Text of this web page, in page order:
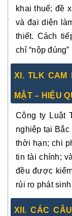
khai thuế; đề
và đại diện
thiết. Cách
chỉ “nộp đúng”
XI. TLK CAM
MẬT – HIỆU
Công ty Luật
nghiệp tại
thời hạn; chi
tin tài chính;
đều được
rủi ro phát
XII. CÁC